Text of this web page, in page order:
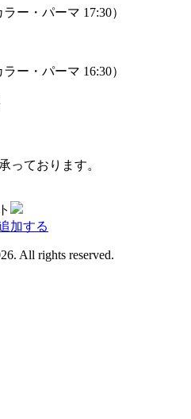
ー・パーマ 17:30）
ー・パーマ 16:30）
っております。
加する
All rights reserved.